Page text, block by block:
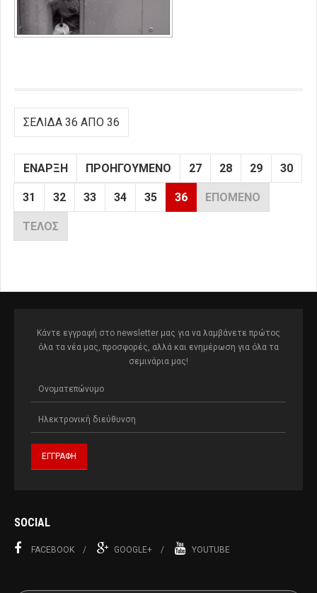
ΣΕΛΊΔΑ 36 ΑΠΌ 36
ΈΝΑΡΞΗ ΠΡΟΗΓΟΎΜΕΝΟ 27 28 29 30
31 32 33 34 35 36 ΕΠΌΜΕΝΟ
ΤΈΛΟΣ
Κάντε εγγραφή στο newsletter μας για να λαμβάνετε πρώτος
όλα τα νέα μας, προσφορές, αλλά και ενημέρωση για όλα τα
σεμινάρια μας!
SOCIAL
FACEBOOK GOOGLE+ YOUTUBE